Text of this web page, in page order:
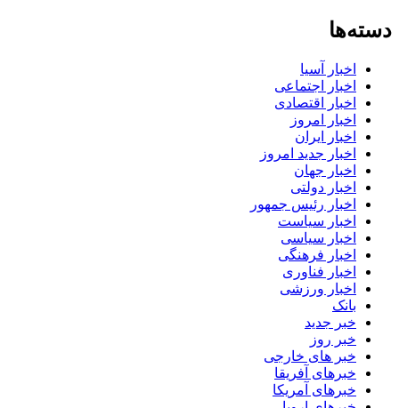
دسته‌ها
اخبار آسیا
اخبار اجتماعی
اخبار اقتصادی
اخبار امروز
اخبار ایران
اخبار جدید امروز
اخبار جهان
اخبار دولتی
اخبار رئیس جمهور
اخبار سیاست
اخبار سیاسی
اخبار فرهنگی
اخبار فناوری
اخبار ورزشی
بانک
خبر جدید
خبر روز
خبر های خارجی
خبرهای آفریقا
خبرهای آمریکا